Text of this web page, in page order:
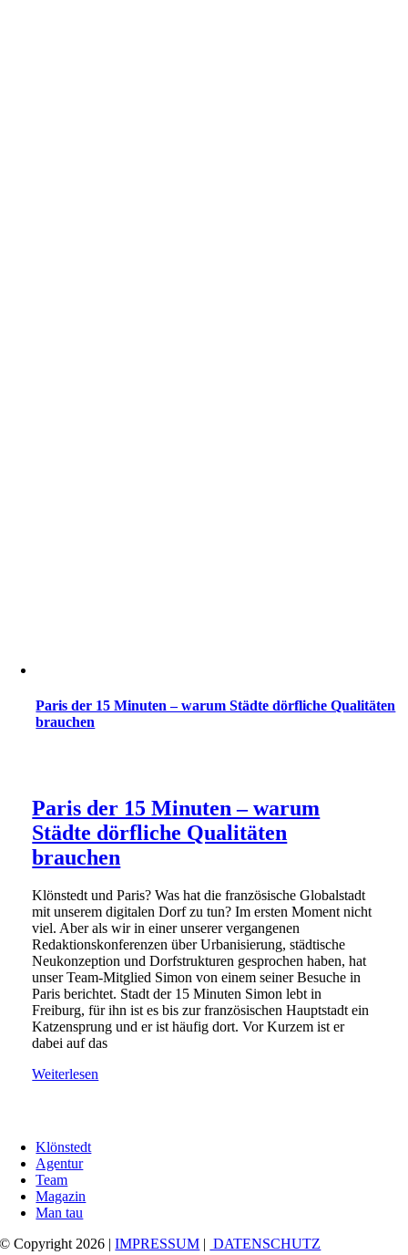
Paris der 15 Minuten – warum Städte dörfliche Qualitäten
brauchen
Paris der 15 Minuten – warum
Städte dörfliche Qualitäten
brauchen
Klönstedt und Paris? Was hat die französische Globalstadt
mit unserem digitalen Dorf zu tun? Im ersten Moment nicht
viel. Aber als wir in einer unserer vergangenen
Redaktionskonferenzen über Urbanisierung, städtische
Neukonzeption und Dorfstrukturen gesprochen haben, hat
unser Team-Mitglied Simon von einem seiner Besuche in
Paris berichtet. Stadt der 15 Minuten Simon lebt in
Freiburg, für ihn ist es bis zur französischen Hauptstadt ein
Katzensprung und er ist häufig dort. Vor Kurzem ist er
dabei auf das
Weiterlesen
Klönstedt
Agentur
Team
Magazin
Man tau
© Copyright 2026 |IMPRESSUM DATENSCHUTZ